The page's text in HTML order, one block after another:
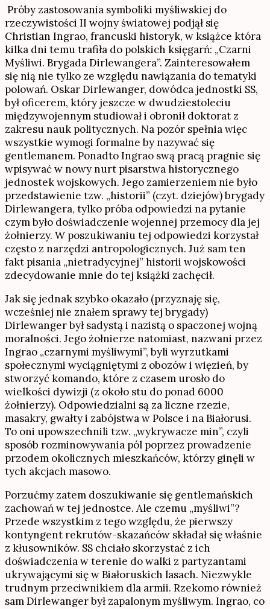
Próby zastosowania symboliki myśliwskiej do
rzeczywistości II wojny światowej podjął się
Christian Ingrao, francuski historyk, w książce która
kilka dni temu trafiła do polskich księgarń: „Czarni
Myśliwi. Brygada Dirlewangera”. Zainteresowałem
się nią nie tylko ze względu nawiązania do tematyki
polowań. Oskar Dirlewanger, dowódca jednostki SS,
był oficerem, który jeszcze w dwudziestoleciu
międzywojennym studiował i obronił doktorat z
zakresu nauk politycznych. Na pozór spełnia więc
wszystkie wymogi formalne by nazywać się
gentlemanem. Ponadto Ingrao swą pracą pragnie się
wpisywać w nowy nurt pisarstwa historycznego
jednostek wojskowych. Jego zamierzeniem nie było
przedstawienie tzw. „historii” (czyt. dziejów) brygady
Dirlewangera, tylko próba odpowiedzi na pytanie
czym było doświadczenie wojennej przemocy dla jej
żołnierzy. W poszukiwaniu tej odpowiedzi korzystał
często z narzędzi antropologicznych. Już sam ten
fakt pisania „nietradycyjnej” historii wojskowości
zdecydowanie mnie do tej książki zachęcił.
Jak się jednak szybko okazało (przyznaję się,
wcześniej nie znałem sprawy tej brygady)
Dirlewanger był sadystą i nazistą o spaczonej wojną
moralności. Jego żołnierze natomiast, nazwani przez
Ingrao „czarnymi myśliwymi”, byli wyrzutkami
społecznymi wyciągniętymi z obozów i więzień, by
stworzyć komando, które z czasem urosło do
wielkości dywizji (z około stu do ponad 6000
żołnierzy). Odpowiedzialni są za liczne rzezie,
masakry, gwałty i zabójstwa w Polsce i na Białorusi.
To oni upowszechnili tzw. „wykrywacze min”, czyli
sposób rozminowywania pól poprzez prowadzenie
przodem okolicznych mieszkańców, którzy ginęli w
tych akcjach masowo.
Porzućmy zatem doszukiwanie się gentlemańskich
zachowań w tej jednostce. Ale czemu „myśliwi”?
Przede wszystkim z tego względu, że pierwszy
kontyngent rekrutów-skazańców składał się właśnie
z kłusowników. SS chciało skorzystać z ich
doświadczenia w terenie do walki z partyzantami
ukrywającymi się w Białoruskich lasach. Niezwykle
trudnym przeciwnikiem dla armii. Rzekomo również
sam Dirlewanger był zapalonym myśliwym. Ingrao, co